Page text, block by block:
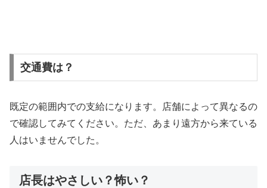
交通費は？
既定の範囲内での支給になります。店舗によって異なるの
で確認してみてください。ただ、あまり遠方から来ている
人はいませんでした。
店長はやさしい？怖い？